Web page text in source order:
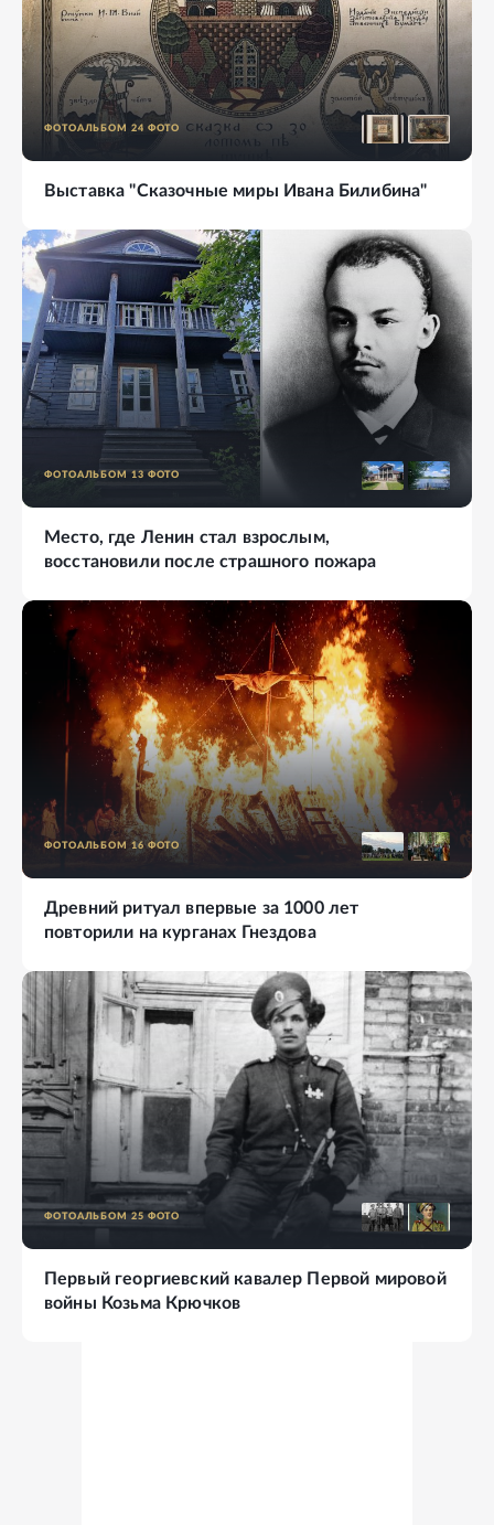
ФОТОАЛЬБОМ 24 ФОТО
Выставка "Сказочные миры Ивана Билибина"
ФОТОАЛЬБОМ 13 ФОТО
Место, где Ленин стал взрослым,
восстановили после страшного пожара
ФОТОАЛЬБОМ 16ФОТО
Древний ритуал впервые за 1000 лет
повторили на курганах Гнездова
ФОТОАЛЬБОМ 25 ФОТО
Первый георгиевский кавалер Первой мировой
войны Козьма Крючков